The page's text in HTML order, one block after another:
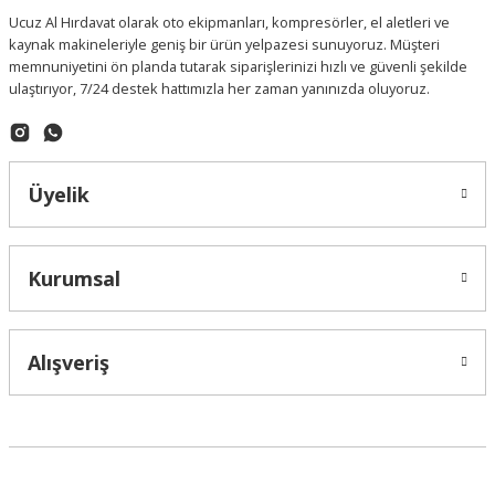
Ucuz Al Hırdavat olarak oto ekipmanları, kompresörler, el aletleri ve
kaynak makineleriyle geniş bir ürün yelpazesi sunuyoruz. Müşteri
memnuniyetini ön planda tutarak siparişlerinizi hızlı ve güvenli şekilde
ulaştırıyor, 7/24 destek hattımızla her zaman yanınızda oluyoruz.
Üyelik
Kurumsal
Alışveriş